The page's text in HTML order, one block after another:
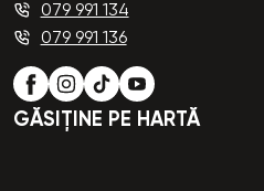
079 991 134
079 991 136
GĂSIȚINE PE HARTĂ